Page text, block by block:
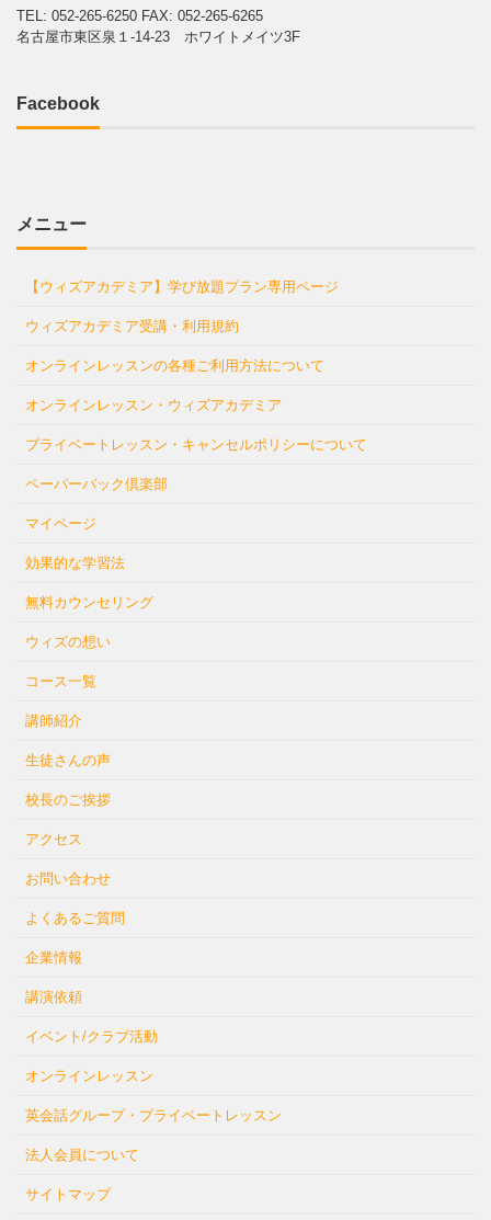
TEL: 052-265-6250 FAX: 052-265-6265
名古屋市東区泉１-14-23 ホワイトメイツ3F
Facebook
メニュー
【ウィズアカデミア】学び放題プラン専用ページ
ウィズアカデミア受講・利用規約
オンラインレッスンの各種ご利用方法について
オンラインレッスン・ウィズアカデミア
プライベートレッスン・キャンセルポリシーについて
ペーパーバック倶楽部
マイページ
効果的な学習法
無料カウンセリング
ウィズの想い
コース一覧
講師紹介
生徒さんの声
校長のご挨拶
アクセス
お問い合わせ
よくあるご質問
企業情報
講演依頼
イベント/クラブ活動
オンラインレッスン
英会話グループ・プライベートレッスン
法人会員について
サイトマップ